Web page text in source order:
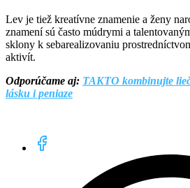
Lev je tiež kreatívne znamenie a ženy
znamení sú často múdrymi a
sklony k sebarealizovaniu
aktivít.
Odporúčame aj: TAKTO kombinujte
lásku i peniaze